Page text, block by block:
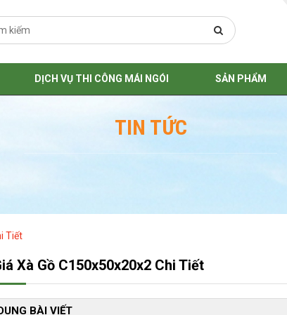
DỊCH VỤ THI CÔNG MÁI NGÓI SẢN PHẨM
TIN TỨC
Tiết
Xà Gồ C150x50x20x2 Chi Tiết
BÀI VIẾT